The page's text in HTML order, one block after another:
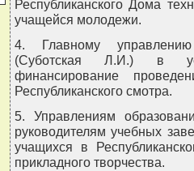
Республиканского Дома
учащейся молодежи.
4. Главному управлению
(Суботская Л.И.) в
финансирование
Республиканского смотра.
5. Управлениям
руководителям учебных
учащихся в
прикладного творчества.